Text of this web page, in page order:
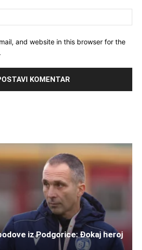
and website in this browser for the
iz Podgorice: Đokaj heroj